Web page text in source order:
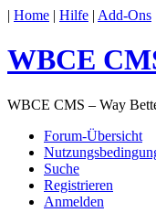
| Home | Hilfe | Add-Ons
WBCE
WBCE CMS – Way
Forum-Übersicht
Suche
Registrieren
Anmelden